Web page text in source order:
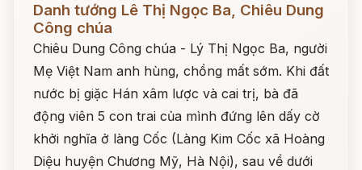
Danh tướng Lê Thị Ngọc Ba, Chiêu Dung
Công chúa
Chiêu Dung Công chúa - Lý Thị Ngọc Ba, người
Mẹ Việt Nam anh hùng, chồng mất sớm. Khi đất
nước bị giặc Hán xâm lược và cai trị, bà đã
động viên 5 con trai của mình đứng lên dấy cờ
khởi nghĩa ở làng Cốc (Làng Kim Cốc xã Hoàng
Diệu huyện Chương Mỹ, Hà Nội), sau về dưới